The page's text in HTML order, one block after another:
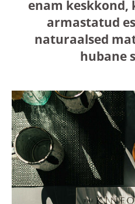
enam keskkond,
armastatud
naturaalsed
hubane